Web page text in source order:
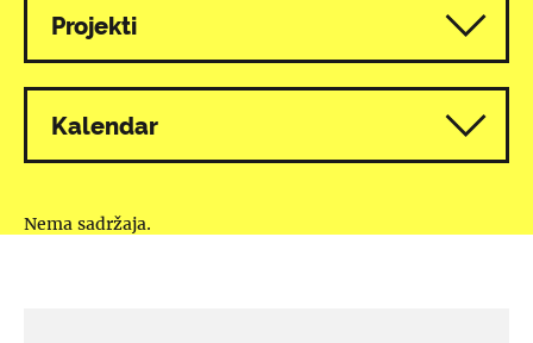
Svi programi
Projekti
Kalendar
Nema sadržaja.